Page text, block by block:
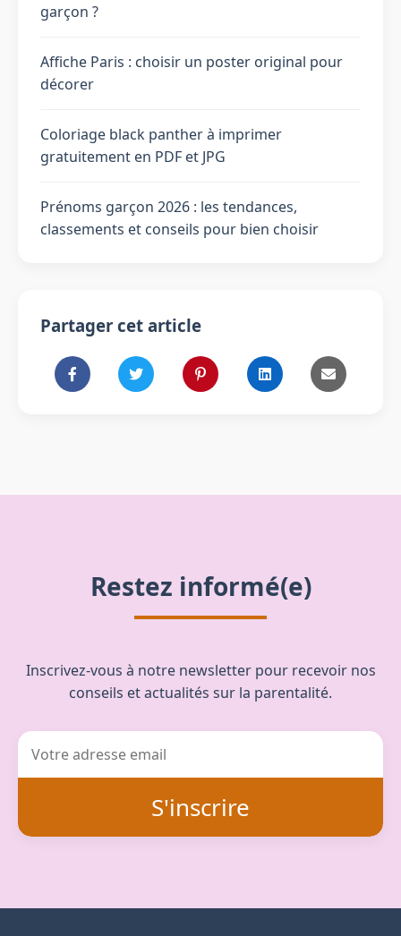
garçon ?
Affiche Paris : choisir un poster original pour
décorer
Coloriage black panther à imprimer
gratuitement en PDF et JPG
Prénoms garçon 2026 : les tendances,
classements et conseils pour bien choisir
Partager cet article
Restez informé(e)
Inscrivez-vous à notre newsletter pour recevoir nos
conseils et actualités sur la parentalité.
S'inscrire